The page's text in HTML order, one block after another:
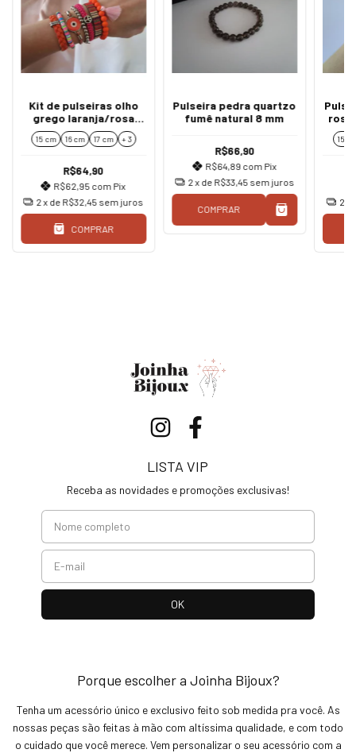
Kit de pulseiras olho
grego laranja/rosa
boho hippie
15 cm 16 cm 17 cm + 3
R$64,90
R$62,95 com Pix
2x de R$32,45 sem juros
COMPRAR
Pulseira pedra quartzo
fumê natural 8 mm
R$66,90
R$64,89 com Pix
2x de R$33,45 sem juros
COMPRAR
15
2
LISTA VIP
Receba as novidades e promoções exclusivas!
Porque escolher a Joinha Bijoux?
Tenha um acessório único e exclusivo feito sob medida pra você. As
nossas peças são feitas à mão com altíssima qualidade, e com todo
o cuidado que você merece. Vem personalizar o seu acessório com a